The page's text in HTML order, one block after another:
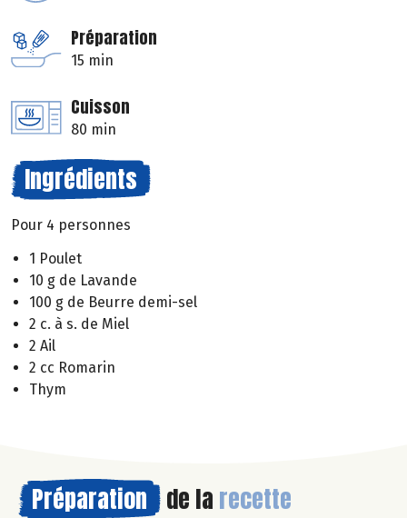
Préparation
15 min
Cuisson
80 min
Ingrédients
Pour 4 personnes
1 Poulet
10 g de Lavande
100 g de Beurre demi-sel
2 c. à s. de Miel
2 Ail
2 cc Romarin
Thym
Préparation de la recette